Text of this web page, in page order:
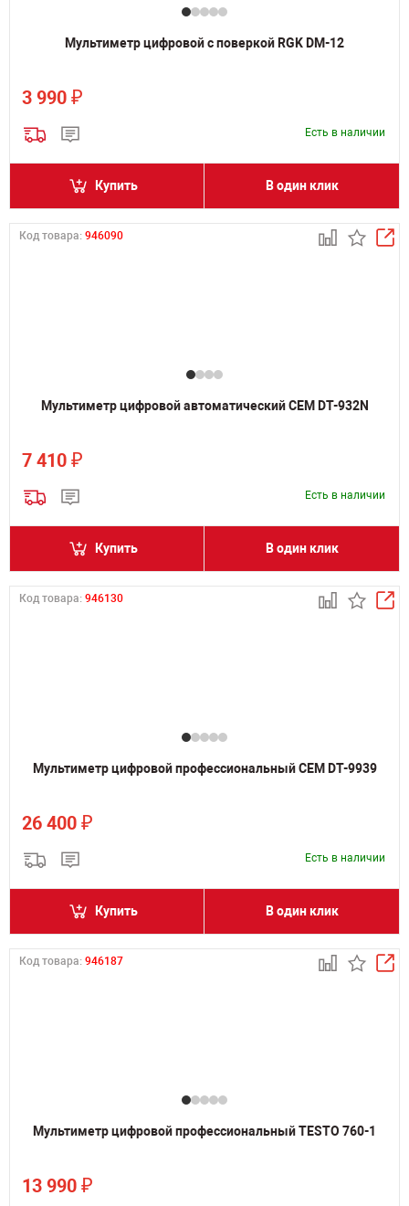
Мультиметр цифровой с поверкой RGK DM-12
3 990 ₽
Есть в наличии
Купить В один клик
Код товара: 946090
Мультиметр цифровой автоматический CEM DT-932N
7 410 ₽
Есть в наличии
Купить В один клик
Код товара: 946130
Мультиметр цифровой профессиональный CEM DT-9939
26 400 ₽
Есть в наличии
Купить В один клик
Код товара: 946187
Мультиметр цифровой профессиональный TESTO 760-1
13 990 ₽